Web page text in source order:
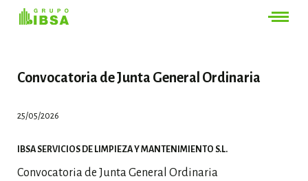
Convocatoria de Junta General Ordinaria
25/05/2026
IBSA SERVICIOS DE LIMPIEZA Y MANTENIMIENTO S.L.
Convocatoria de Junta General Ordinaria